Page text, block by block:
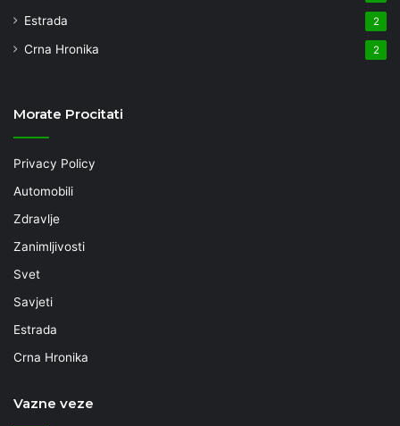
Estrada 2
Crna Hronika 2
Morate Procitati
Privacy Policy
Automobili
Zdravlje
Zanimljivosti
Svet
Savjeti
Estrada
Crna Hronika
Vazne veze